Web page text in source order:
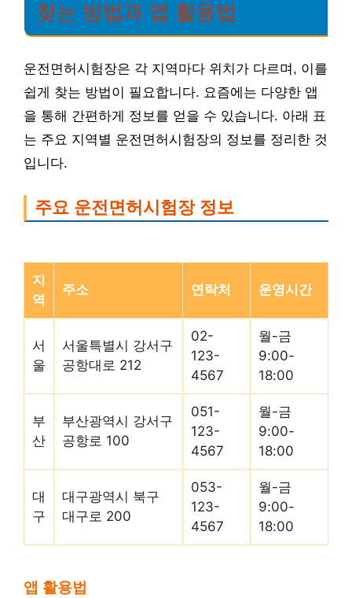
찾는 방법과 앱 활용법
운전면허시험장은 각 지역마다 위치가 다르며, 이를
쉽게 찾는 방법이 필요합니다. 요즘에는 다양한 앱
을 통해 간편하게 정보를 얻을 수 있습니다. 아래 표
는 주요 지역별 운전면허시험장의 정보를 정리한 것
입니다.
주요 운전면허시험장 정보
지
역
주소 연락처 운영시간
서
울
서울특별시 강서구
공항대로 212
02-
123-
4567
월-금
9:00-
18:00
부
산
부산광역시 강서구
공항로 100
051-
123-
4567
월-금
9:00-
18:00
대
구
대구광역시 북구
대구로 200
053-
123-
4567
월-금
9:00-
18:00
앱 활용법